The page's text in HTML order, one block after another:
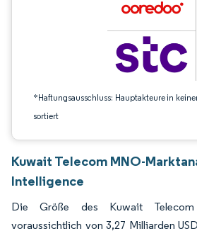
*Haftungsausschluss: Hauptakteure in
sortiert
Kuwait Telecom MNO-
Intelligence
Die Größe des Kuwait Telecom
voraussichtlich von 3,27 Milliarden